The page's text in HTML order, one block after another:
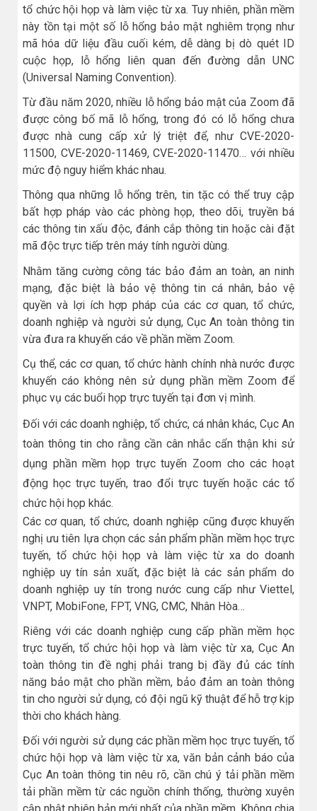
tổ chức hội họp và làm việc từ xa. Tuy nhiên, phần mềm
này tồn tại một số lỗ hổng bảo mật nghiêm trọng như
mã hóa dữ liệu đầu cuối kém, dễ dàng bị dò quét ID
cuộc họp, lỗ hổng liên quan đến đường dẫn UNC
(Universal Naming Convention).
Từ đầu năm 2020, nhiều lỗ hổng bảo mật của Zoom đã
được công bố mã lỗ hổng, trong đó có lỗ hổng chưa
được nhà cung cấp xử lý triệt để, như CVE-2020-
11500, CVE-2020-11469, CVE-2020-11470… với nhiều
mức độ nguy hiểm khác nhau.
Thông qua những lỗ hổng trên, tin tặc có thể truy cập
bất hợp pháp vào các phòng họp, theo dõi, truyền bá
các thông tin xấu độc, đánh cắp thông tin hoặc cài đặt
mã độc trực tiếp trên máy tính người dùng.
Nhằm tăng cường công tác bảo đảm an toàn, an ninh
mạng, đặc biệt là bảo vệ thông tin cá nhân, bảo vệ
quyền và lợi ích hợp pháp của các cơ quan, tổ chức,
doanh nghiệp và người sử dụng, Cục An toàn thông tin
vừa đưa ra khuyến cáo về phần mềm Zoom.
Cụ thể, các cơ quan, tổ chức hành chính nhà nước được
khuyến cáo không nên sử dụng phần mềm Zoom để
phục vụ các buổi họp trực tuyến tại đơn vị mình.
Đối với các doanh nghiệp, tổ chức, cá nhân khác, Cục An
toàn thông tin cho rằng cần cân nhắc cẩn thận khi sử
dụng phần mềm họp trực tuyến Zoom cho các hoạt
động học trực tuyến, trao đổi trực tuyến hoặc các tổ
chức hội họp khác.
Các cơ quan, tổ chức, doanh nghiệp cũng được khuyến
nghị ưu tiên lựa chọn các sản phẩm phần mềm học trực
tuyến, tổ chức hội họp và làm việc từ xa do doanh
nghiệp uy tín sản xuất, đặc biệt là các sản phẩm do
doanh nghiệp uy tín trong nước cung cấp như Viettel,
VNPT, MobiFone, FPT, VNG, CMC, Nhân Hòa…
Riêng với các doanh nghiệp cung cấp phần mềm học
trực tuyến, tổ chức hội họp và làm việc từ xa, Cục An
toàn thông tin đề nghị phải trang bị đầy đủ các tính
năng bảo mật cho phần mềm, bảo đảm an toàn thông
tin cho người sử dụng, có đội ngũ kỹ thuật để hỗ trợ kịp
thời cho khách hàng.
Đối với người sử dụng các phần mềm học trực tuyến, tổ
chức hội họp và làm việc từ xa, văn bản cảnh báo của
Cục An toàn thông tin nêu rõ, cần chú ý tải phần mềm
tải phần mềm từ các nguồn chính thống, thường xuyên